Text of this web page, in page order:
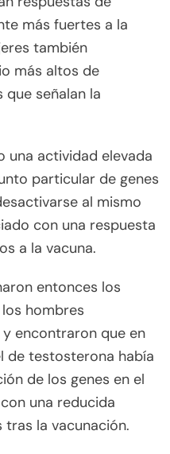
más fuertes a la
también
más altos de
señalan la
una actividad elevada
particular de genes
al mismo
con una respuesta
a la vacuna.
entonces los
hombres
encontraron que en
de testosterona había
de los genes en el
una reducida
la vacunación.